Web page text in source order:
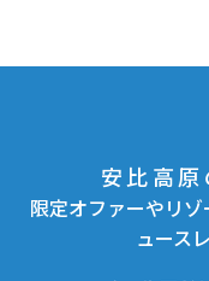
安比高
限定オファーやリ
ュース